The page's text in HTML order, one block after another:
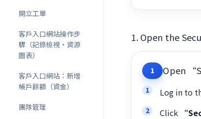
開立工單
客戶入口網站操作步
驟（記錄檢視・資源
圖表）
客戶入口網站：新增
帳戶餘額（資金）
團隊管理
1. Open the
1 Open
Log in to
Click